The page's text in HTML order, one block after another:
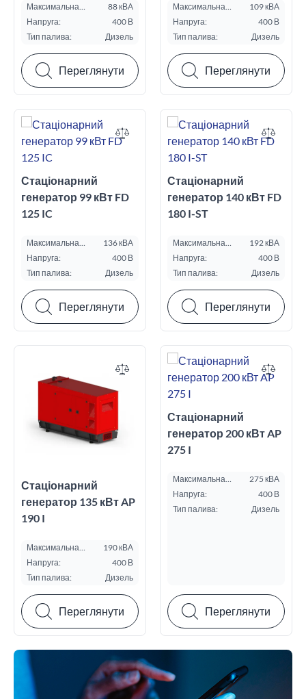
Максимальна
потужність ESP, кВА:
88 кВА
Напруга:
400 В
Тип палива:
Дизель
Переглянути
Максимальна
потужність ESP, кВА:
109 кВА
Напруга:
400 В
Тип палива:
Дизель
Переглянути
Стаціонарний
генератор 99 кВт FD
125 IC
Максимальна
потужність ESP, кВА:
136 кВА
Напруга:
400 В
Тип палива:
Дизель
Переглянути
Стаціонарний
генератор 140 кВт FD
180 I-ST
Максимальна
потужність ESP, кВА:
192 кВА
Напруга:
400 В
Тип палива:
Дизель
Переглянути
Стаціонарний
генератор 135 кВт AP
190 I
Максимальна
потужність ESP, кВА:
190 кВА
Напруга:
400 В
Тип палива:
Дизель
Переглянути
Стаціонарний
генератор 200 кВт AP
275 I
Максимальна
потужність ESP, кВА:
275 кВА
Напруга:
400 В
Тип палива:
Дизель
Переглянути